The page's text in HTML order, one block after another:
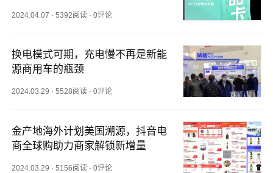
2024.04.07 ·5392阅读 ·0评论
换电模式可期，充电慢不再是新能
源商用车的瓶颈
2024.03.29 ·5528阅读 ·0评论
金产地海外计划美国溯源，抖音电
商全球购助力商家解锁新增量
2024.03.29 ·5156阅读 ·0评论